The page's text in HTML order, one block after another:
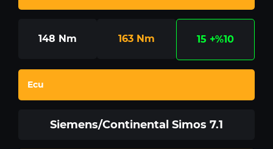
148 Nm 163 Nm 15 +%10
Ecu
Siemens/Continental Simos 7.1